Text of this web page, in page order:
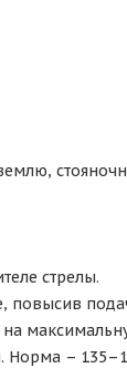
стрелы.
повысив
Норма –